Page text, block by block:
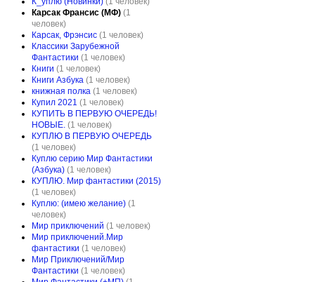
Карсак Франсис (МФ) (1
человек)
Карсак, Фрэнсис (1 человек)
Классики Зарубежной
Фантастики (1 человек)
Книги (1 человек)
Книги Азбука (1 человек)
книжная полка (1 человек)
Купил 2021 (1 человек)
КУПИТЬ В ПЕРВУЮ ОЧЕРЕДЬ!
НОВЫЕ. (1 человек)
КУПЛЮ В ПЕРВУЮ ОЧЕРЕДЬ
(1 человек)
Куплю серию Мир Фантастики
(Азбука) (1 человек)
КУПЛЮ. Мир фантастики (2015)
(1 человек)
Куплю: (имею желание) (1
человек)
Мир приключений (1 человек)
Мир приключений.Мир
фантастики (1 человек)
Мир Приключений/Мир
Фантастики (1 человек)